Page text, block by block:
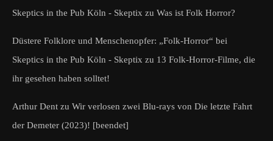
Skeptics in the Pub Köln - Skeptix zu Was ist Folk Horror?
Düstere Folklore und Menschenopfer: „Folk-Horror“ bei
Skeptics in the Pub Köln - Skeptix zu 13 Folk-Horror-Filme, die
ihr gesehen haben solltet!
Arthur Dent zu Wir verlosen zwei Blu-rays von Die letzte Fahrt
der Demeter (2023)! [beendet]